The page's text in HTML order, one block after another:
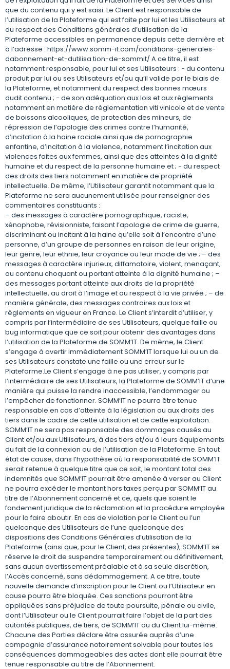
que du contenu qui y est saisi. Le Client est responsable de
l’utilisation de la Plateforme qui est faite par lui et les Utilisateurs et
du respect des Conditions générales d’utilisation de la
Plateforme accessibles en permanence depuis cette dernière et
à l’adresse : https://www.somm-it.com/conditions-generales-
dabonnement-et-dutilisa tion-de-sommit/ A ce titre, il est
notamment responsable, pour lui et ses Utilisateurs : − du contenu
produit par lui ou ses Utilisateurs et/ou qu’il valide par le biais de
la Plateforme, et notamment du respect des bonnes mœurs
dudit contenu ; − de son adéquation aux lois et aux règlements
notamment en matière de réglementation viti vinicole et de vente
de boissons alcooliques, de protection des mineurs, de
répression de l’apologie des crimes contre l’humanité,
d’incitation à la haine raciale ainsi que de pornographie
enfantine, d’incitation à la violence, notamment l’incitation aux
violences faites aux femmes, ainsi que des atteintes à la dignité
humaine et du respect de la personne humaine et ; − du respect
des droits des tiers notamment en matière de propriété
intellectuelle. De même, l’Utilisateur garantit notamment que la
Plateforme ne sera aucunement utilisée pour renseigner des
commentaires constituants :
– des messages à caractère pornographique, raciste,
xénophobe, révisionniste, faisant l’apologie de crime de guerre,
discriminant ou incitant à la haine qu’elle soit à l’encontre d’une
personne, d’un groupe de personnes en raison de leur origine,
leur genre, leur ethnie, leur croyance ou leur mode de vie ; – des
messages à caractère injurieux, diffamatoire, violent, menaçant,
au contenu choquant ou portant atteinte à la dignité humaine ; –
des messages portant atteinte aux droits de la propriété
intellectuelle, au droit à l’image et au respect à la vie privée ; – de
manière générale, des messages contraires aux lois et
règlements en vigueur en France. Le Client s’interdit d’utiliser, y
compris par l’intermédiaire de ses Utilisateurs, quelque faille ou
bug informatique que ce soit pour obtenir des avantages dans
l’utilisation de la Plateforme de SOMM’IT. De même, le Client
s’engage à avertir immédiatement SOMM’IT lorsque lui ou un de
ses Utilisateurs constate une faille ou une erreur sur le
Plateforme.Le Client s’engage à ne pas utiliser, y compris par
l’intermédiaire de ses Utilisateurs, la Plateforme de SOMM’IT d’une
manière qui puisse la rendre inaccessible, l’endommager ou
l’empêcher de fonctionner. SOMM’IT ne pourra être tenue
responsable en cas d’atteinte à la législation ou aux droits des
tiers dans le cadre de cette utilisation et de cette exploitation.
SOMM’IT ne sera pas responsable des dommages causés au
Client et/ou aux Utilisateurs, à des tiers et/ou à leurs équipements
du fait de la connexion ou de l’utilisation de la Plateforme. En tout
état de cause, dans l’hypothèse où la responsabilité de SOMM’IT
serait retenue à quelque titre que ce soit, le montant total des
indemnités que SOMM’IT pourrait être amenée à verser au Client
ne pourra excéder le montant hors taxes perçu par SOMM’IT au
titre de l’Abonnement concerné et ce, quels que soient le
fondement juridique de la réclamation et la procédure employée
pour la faire aboutir. En cas de violation par le Client ou l’un
quelconque des Utilisateurs de l’une quelconque des
dispositions des Conditions Générales d’utilisation de la
Plateforme (ainsi que, pour le Client, des présentes), SOMM’IT se
réserve le droit de suspendre temporairement ou définitivement,
sans aucun avertissement préalable et à sa seule discrétion,
l’Accès concerné, sans dédommagement. A ce titre, toute
nouvelle demande d’inscription pour le Client ou l’Utilisateur en
cause pourra être bloquée. Ces sanctions pourront être
appliquées sans préjudice de toute poursuite, pénale ou civile,
dont l’Utilisateur ou le Client pourrait faire l’objet de la part des
autorités publiques, de tiers, de SOMM’IT ou du Client lui-même.
Chacune des Parties déclare être assurée auprès d’une
compagnie d’assurance notoirement solvable pour toutes les
conséquences dommageables des actes dont elle pourrait être
tenue responsable au titre de l’Abonnement.